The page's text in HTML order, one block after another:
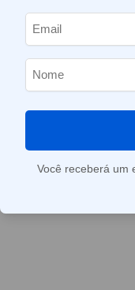
Você receberá um